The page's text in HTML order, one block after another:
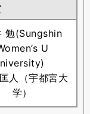
勉(Sungshin
U
niversity)
人（宇都宮大
学）